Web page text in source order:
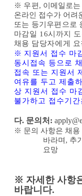
※ 우편 , 이메일로
온라인 접수가 어려
또는 등기우편으로
마감일 16시까지
채용 담당자에게 요
※ 지원서 접수 마
동시접속 등으로
접속 또는 지원서
여유를 두고 제출
상 지원서 접수 마
불가하고 접수기
다. 문의처 :
※ 문의 사항은 채용
바라며 , 추
요망
※ 자세한 사항
바랍니다.